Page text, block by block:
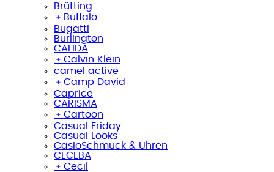
Brütting
﹢ Buffalo
Bugatti
Burlington
CALIDA
﹢ Calvin Klein
camel active
﹢ Camp David
Caprice
CARISMA
﹢ Cartoon
Casual Friday
Casual Looks
CasioSchmuck & Uhren
CECEBA
﹢ Cecil